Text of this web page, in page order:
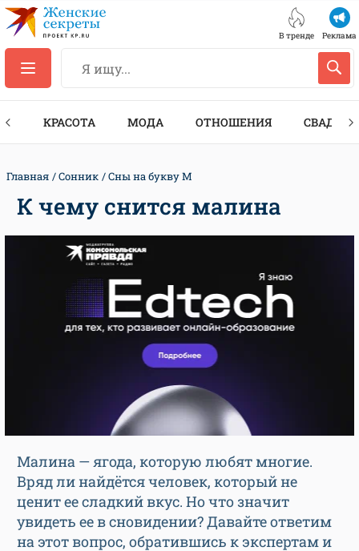
В тренде Реклама
КРАСОТА МОДА ОТНОШЕНИЯ СВАДЬБА
Главная Сонник Сны на букву М
К чему снится малина
Малина — ягода, которую любят многие.
Вряд ли найдётся человек, который не
ценит ее сладкий вкус. Но что значит
увидеть ее в сновидении? Давайте ответим
на этот вопрос, обратившись к экспертам и